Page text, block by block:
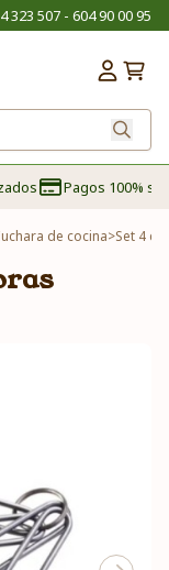
323 507 - 604 90 00 95
Pagos 100%
de cocina>Set 4